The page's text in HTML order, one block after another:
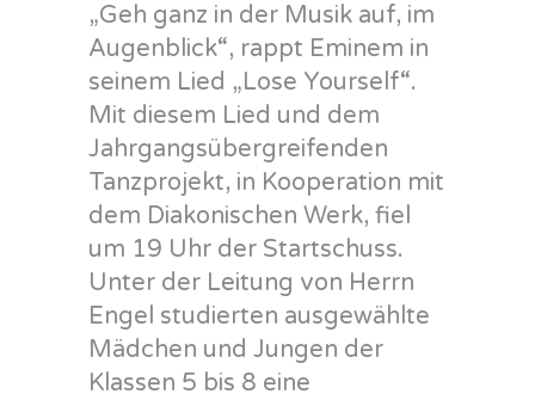
„Geh ganz in der Musik auf, im
Augenblick“, rappt Eminem in
seinem Lied „Lose Yourself“.
Mit diesem Lied und dem
Jahrgangsübergreifenden
Tanzprojekt, in Kooperation mit
dem Diakonischen Werk, fiel
um 19 Uhr der Startschuss.
Unter der Leitung von Herrn
Engel studierten ausgewählte
Mädchen und Jungen der
Klassen 5 bis 8 eine